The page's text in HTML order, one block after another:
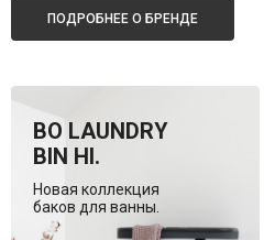
ПОДРОБНЕЕ О БРЕНДЕ
BO LAUNDRY
BIN HI.
Новая коллекция
баков для ванны.